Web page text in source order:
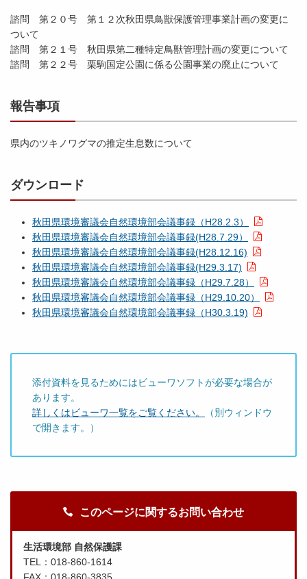
諮問 第２０号 第１２次秋田県鳥獣保護管理事業計画の変更に
ついて
諮問 第２１号 秋田県第二種特定鳥獣管理計画の変更について
諮問 第２２号 栗駒国定公園に係る公園事業の廃止について
報告事項
県内のツキノワグマの推定生息数について
ダウンロード
秋田県環境審議会自然環境部会議事録（H28.2.3）
秋田県環境審議会自然環境部会議事録(H28.7.29）
秋田県環境審議会自然環境部会議事録(H28.12.16)
秋田県環境審議会自然環境部会議事録(H29.3.17)
秋田県環境審議会自然環境部会議事録（H29.7.28）
秋田県環境審議会自然環境部会議事録（H29.10.20）
秋田県環境審議会自然環境部会議事録（H30.3.19)
添付資料を見るためにはビューワソフトが必要な場合が
あります。
詳しくはビューワ一覧をご覧ください。
（別ウィンドウ
で開きます。）
このページに関するお問い合わせ
生活環境部 自然保護課
TEL：018-860-1614